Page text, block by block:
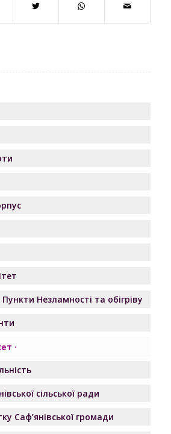
Незламності та обігріву
сільської ради
Саф’янівської громади